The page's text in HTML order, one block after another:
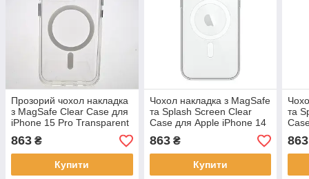
Прозорий чохол накладка
з MagSafe Clear Case для
iPhone 15 Pro Transparent
863 ₴
Купити
Чохол накладка з MagSafe
та Splash Screen Clear
Case для Apple iPhone 14
(Прозорий)
863₴
Купити
та
863